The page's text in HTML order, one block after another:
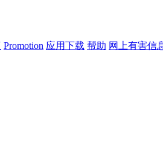
Promotion 应用下载 帮助 网上有害信